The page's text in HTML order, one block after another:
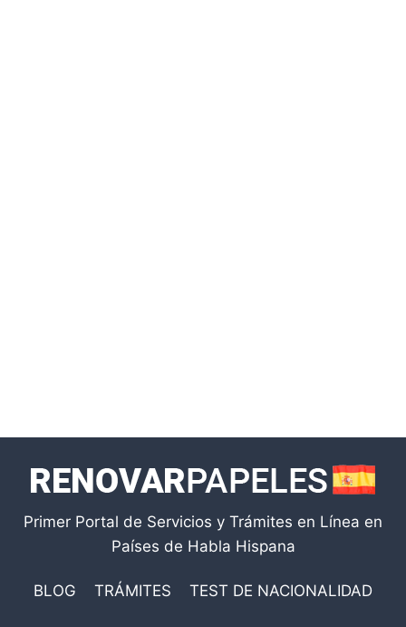
Primer Portal de Servicios y Trámites en Línea en
Países de Habla Hispana
BLOG TRÁMITES TEST DE NACIONALIDAD